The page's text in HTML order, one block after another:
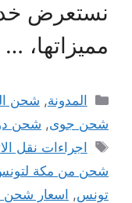
نستعرض
مميزاتها، …
التصنيفات
المدونة, شحن
شحن جوى, شحن
الوسوم
اجراءات نقل
شحن من مكة
تونس, اسعار شحن